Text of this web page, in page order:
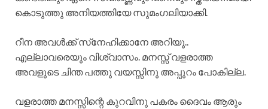
കൊടുത്തു അനിയത്തിയേ സുമംഗലിയാക്കി.
റീന അവൾക്ക് സ്‌നേഹിക്കാനേ അറിയൂ..
എല്ലാവരെയും വിശ്വാസം. മനസ്സ് വളരാത്ത
അവളുടെ ചിന്ത പത്തു വയസ്സിനു അപ്പുറം പോകില്ല.
വളരാത്ത മനസ്സിന്റെ കുറവിനു പകരം ദൈവം ആരും